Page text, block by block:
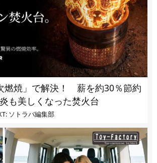
燃焼」で解決！ 薪を約30％節約
も美しくなった焚火台
ソトラバ編集部